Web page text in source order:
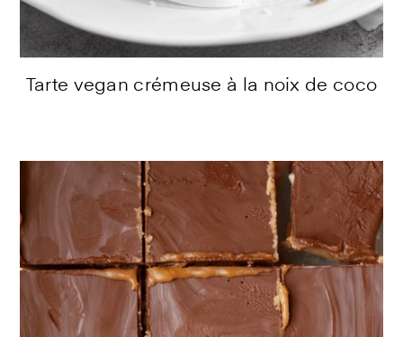
Tarte vegan crémeuse à la noix de coco